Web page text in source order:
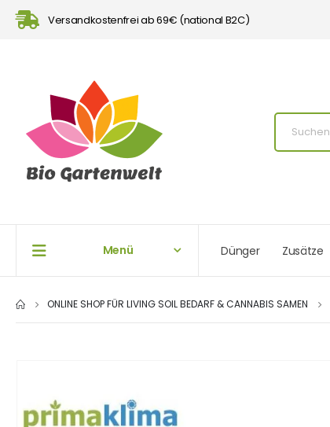
Versandkostenfrei ab 69€ (national B2C)
Menü Dünger Zusätze
ONLINE SHOP FÜR LIVING SOIL BEDARF & CANNABIS SAMEN